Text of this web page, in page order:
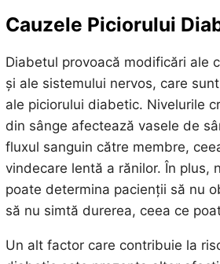
Cauzele Piciorului
Diabetul provoacă modificări ale
și ale sistemului nervos, care
ale piciorului diabetic. Nivelurile
din sânge afectează vasele de
fluxul sanguin către membre,
vindecare lentă a rănilor. În plus,
poate determina pacienții să nu
să nu simtă durerea, ceea ce
Un alt factor care contribuie la